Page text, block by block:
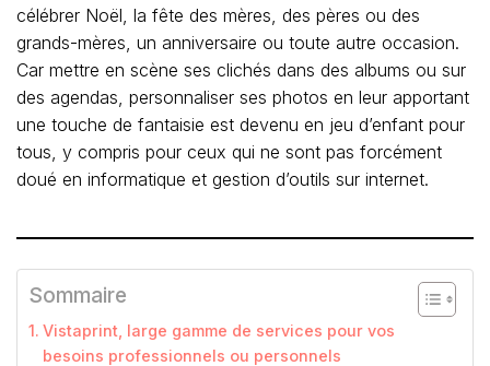
célébrer Noël, la fête des mères, des pères ou des
grands-mères, un anniversaire ou toute autre occasion.
Car mettre en scène ses clichés dans des albums ou sur
des agendas, personnaliser ses photos en leur apportant
une touche de fantaisie est devenu en jeu d’enfant pour
tous, y compris pour ceux qui ne sont pas forcément
doué en informatique et gestion d’outils sur internet.
Sommaire
Vistaprint, large gamme de services pour vos
besoins professionnels ou personnels